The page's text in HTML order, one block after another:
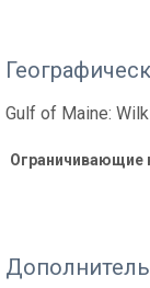
Gulf of Maine:
Ограничивающие